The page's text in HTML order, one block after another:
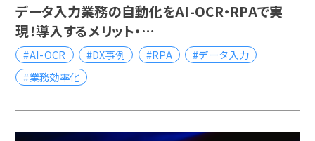
データ入力業務の自動化をAI-OCR・RPAで実
現！導入するメリット・…
#AI-OCR #DX事例 #RPA
#データ入力
#業務効率化